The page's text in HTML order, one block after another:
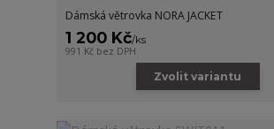
Dámská větrovka NORA JACKET
1 200 Kč/ks
991 Kč bez DPH
Zvolit variantu